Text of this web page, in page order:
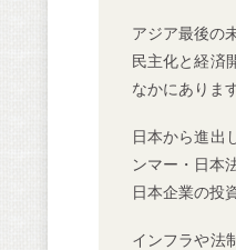
アジア最後の
民主化と経済
なかにあります
日本から進出
ンマー・日本
日本企業の投
インフラや法